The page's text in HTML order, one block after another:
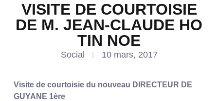
VISITE DE COURTOISIE
DE M. JEAN-CLAUDE HO
TIN NOE
Social 10 mars, 2017
Visite de courtoisie du nouveau DIRECTEUR DE
GUYANE 1ère